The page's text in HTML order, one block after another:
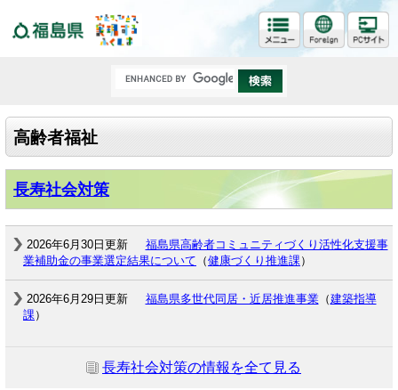
高齢者福祉
長寿社会対策
2026年6月30日更新
福島県高齢者コミュニティづくり活性化支援事
業補助金の事業選定結果について （健康づくり推進課 ）
2026年6月29日更新 福島県多世代同居・近居推進事業（建築指導
課 ）
長寿社会対策の情報を全て見る